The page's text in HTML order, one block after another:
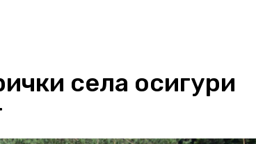
села осигури